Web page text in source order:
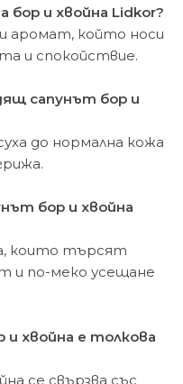
бор и хвойна Lidkor?
аромат, който носи
и спокойствие.
сапунът бор и
до нормална кожа
бор и хвойна
които търсят
и по-меко усещане
хвойна е толкова
се свързва със